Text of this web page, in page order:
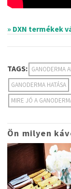
» DXN termékek
TAGS: GANODERMA
GANODERMA HATÁSA
MIRE JÓ A
Ön milyen